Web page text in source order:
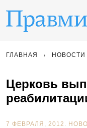
ГЛАВНАЯ НОВОСТИ
Церковь
7 ФЕВРАЛЯ, 2012.